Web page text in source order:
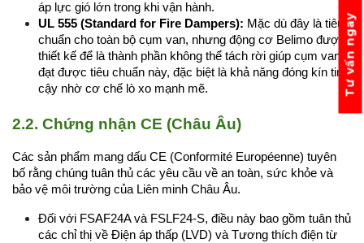
áp lực gió lớn trong khi vận hành.
UL 555 (Standard for Fire Dampers): Mặc dù đây là tiêu
chuẩn cho toàn bộ cụm van, nhưng động cơ Belimo được
thiết kế để là thành phần không thể tách rời giúp cụm van
đạt được tiêu chuẩn này, đặc biệt là khả năng đóng kín tin
cậy nhờ cơ chế lò xo mạnh mẽ.
2.2. Chứng nhận CE (Châu Âu)
Các sản phẩm mang dấu CE (Conformité Européenne) tuyên
bố rằng chúng tuân thủ các yêu cầu về an toàn, sức khỏe và
bảo vệ môi trường của Liên minh Châu Âu.
Đối với FSAF24A và FSLF24-S, điều này bao gồm tuân thủ
các chỉ thị về Điện áp thấp (LVD) và Tương thích điện từ
Tư vấn ngay